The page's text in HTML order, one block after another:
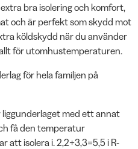
bra isolering och komfort,
och är perfekt som skydd mot
köldskydd när du använder
för utomhustemperaturen.
för hela familjen på
med ett annat
få den temperatur
att isolera i. 2,2+3,3=5,5 i R-